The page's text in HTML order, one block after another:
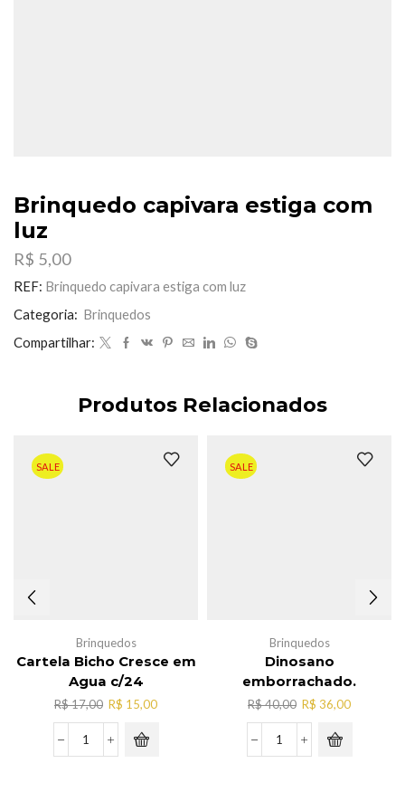
Brinquedo capivara estiga com
luz
R$ 5,00
REF: Brinquedo capivara estiga com luz
Categoria: Brinquedos
Compartilhar:
Produtos Relacionados
SALE
Brinquedos
Cartela Bicho Cresce em
Agua c/24
R$17,00 O
preço
original
era:
R$ 15,00O
Cartela
SALE
Brinquedos
Dinosano
emborrachado.
R$40,00 O
preço
original
era:
R$ 36,00O
Dinosano